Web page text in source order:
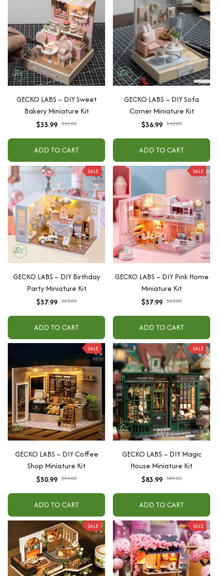
GECKO LABS – DIY Sweet
Bakery Miniature Kit
$35.99 $41.00
ADD TO CART
GECKO LABS – DIY Sofa
Corner Miniature Kit
$36.99 $42.00
ADD TO CART
SALE
GECKO LABS – DIY Birthday
Party Miniature Kit
$57.99 $62.00
ADD TO CART
SALE
GECKO LABS – DIY Pink Home
Miniature Kit
$57.99 $62.00
ADD TO CART
SALE
GECKO LABS – DIY Coffee
Shop Miniature Kit
$50.99 $54.00
ADD TO CART
SALE
GECKO LABS – DIY Magic
House Miniature Kit
$83.99 $89.00
ADD TO CART
SALE SALE